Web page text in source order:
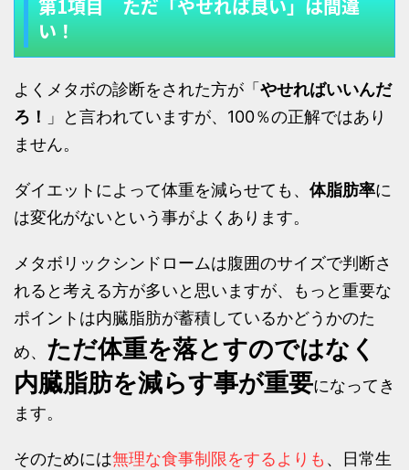
第1項目 ただ「やせれば良い」は間違
い！
よくメタボの診断をされた方が「 やせればいいんだ
ろ！
」と言われていますが、100％の正解ではあり
ません。
ダイエットによって体重を減らせても、 体脂肪率に
は変化がないという事がよくあります。
メタボリックシンドロームは腹囲のサイズで判断さ
れると考える方が多いと思いますが、もっと重要な
ポイントは内臓脂肪が蓄積しているかどうかのた
め、 ただ体重を落とすのではなく
内臓脂肪を減らす事が重要になってき
ます。
そのためには無理な食事制限をするよりも 、日常生